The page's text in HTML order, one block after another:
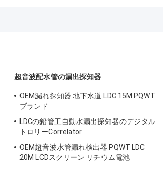
超音波配水管の漏出探知器
OEM漏れ探知器 地下水道 LDC 15M PQWT
ブランド
LDCの鉛管工自動水漏出探知器のデジタル
トロリーCorrelator
OEM超音波水管漏れ検出器 PQWT LDC
20M LCDスクリーン リチウム電池